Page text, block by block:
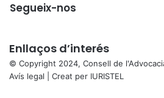
Segueix-nos
Enllaços d’interés
© Copyright 2024, Consell de
Avís legal | Creat per IURISTEL